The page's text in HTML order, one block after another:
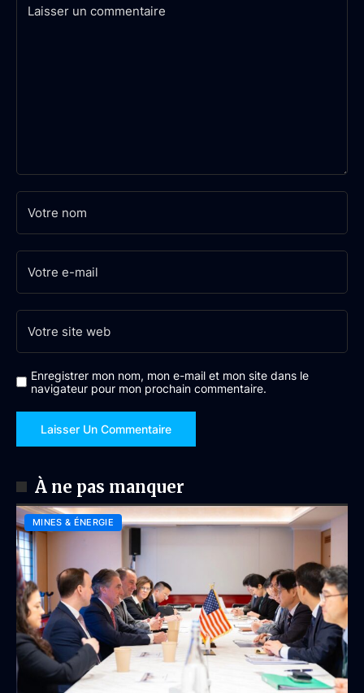
Enregistrer mon nom, mon e-mail et mon site dans le
navigateur pour mon prochain commentaire.
À ne pas manquer
MINES & ÉNERGIE